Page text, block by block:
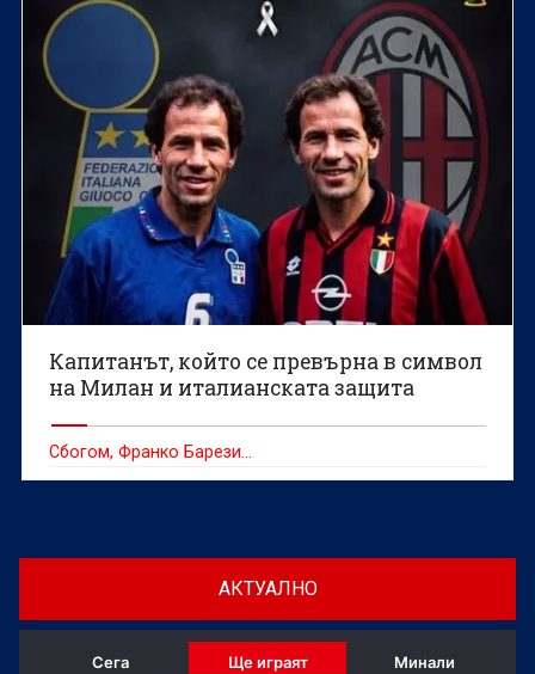
Капитанът, който се превърна в символ
на Милан и италианската защита
Сбогом, Франко Барези...
АКТУАЛНО
Сега Ще играят Минали